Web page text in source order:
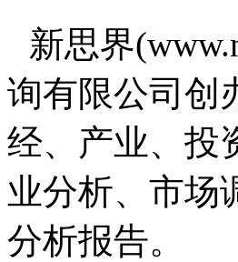
新思界
询有限公司创
经、产业、投
业分析、市场
分析报告。